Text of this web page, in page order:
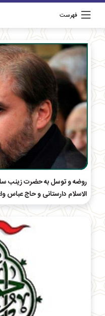
فهرست
روضه و توسل به حضرت زینب
الاسلام دارستانی و حاج‌ عباس